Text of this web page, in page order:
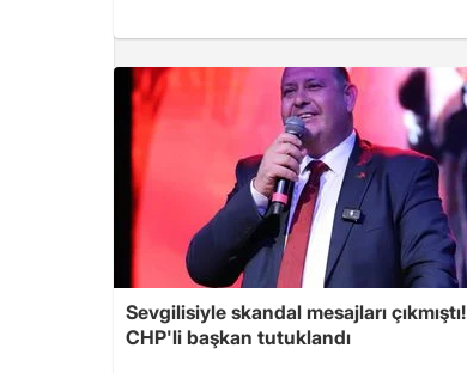
Sevgilisiyle skandal mesajları çıkmıştı!
CHP'li başkan tutuklandı